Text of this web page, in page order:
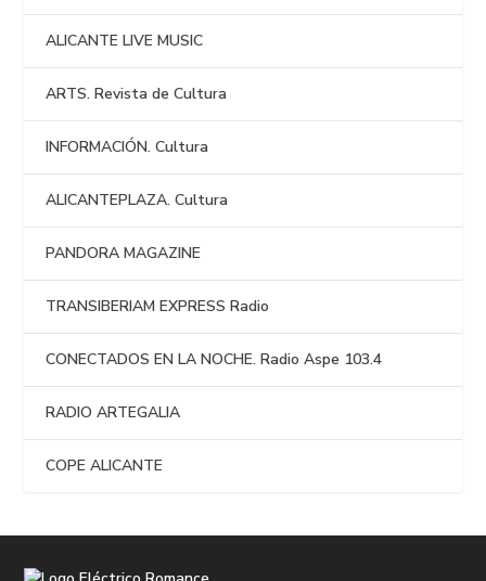
ALICANTE LIVE MUSIC
ARTS. Revista de Cultura
INFORMACIÓN. Cultura
ALICANTEPLAZA. Cultura
PANDORA MAGAZINE
TRANSIBERIAM EXPRESS Radio
CONECTADOS EN LA NOCHE. Radio Aspe 103.4
RADIO ARTEGALIA
COPE ALICANTE